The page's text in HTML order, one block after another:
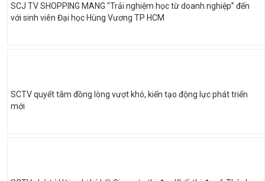
SCJ TV SHOPPING MANG "Trải nghiệm học từ doanh nghiệp” đến
với sinh viên Đại học Hùng Vương TP HCM
SCTV quyết tâm đồng lòng vượt khó, kiến tạo động lực phát triển
mới